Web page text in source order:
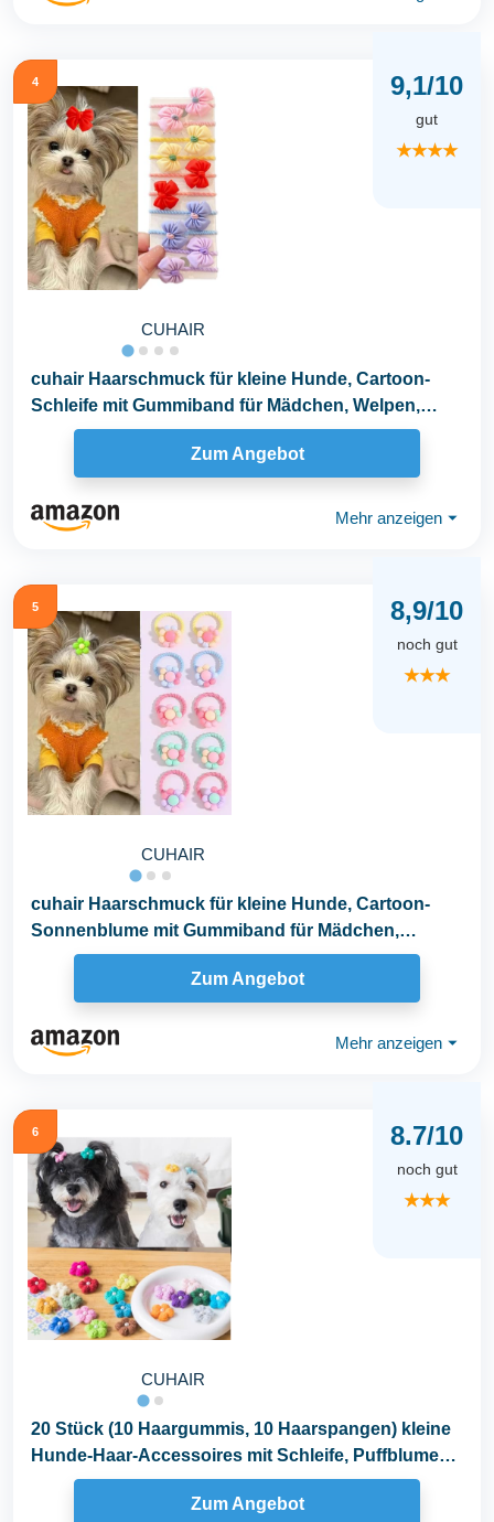
4
CUHAIR
9,1/10
gut
★★★★
cuhair Haarschmuck für kleine Hunde, Cartoon-
Schleife mit Gummiband für Mädchen, Welpen,
Teddy...
Zum Angebot
Mehr anzeigen ⏷
5
CUHAIR
8,9/10
noch gut
★★★
cuhair Haarschmuck für kleine Hunde, Cartoon-
Sonnenblume mit Gummiband für Mädchen,
Welpen...
Zum Angebot
Mehr anzeigen ⏷
6
CUHAIR
8.7/10
noch gut
★★★
20 Stück (10 Haargummis, 10 Haarspangen) kleine
Hunde-Haar-Accessoires mit Schleife, Puffblume
Zum Angebot